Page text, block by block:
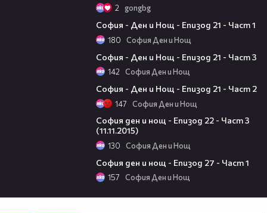
2 gongbg
София - Ден и Нощ - Епизод 21 - Част 1
180 София Ден и Нощ
София - Ден и Нощ - Епизод 21 - Част 3
142 София Ден и Нощ
София - Ден и Нощ - Епизод 21 - Част 2
147 София Ден и Нощ
София ден и нощ - Епизод 22 - Част 3
(11.11.2015)
130 София Ден и Нощ
София ден и нощ - Епизод 27 - Част 1
157 София Ден и Нощ